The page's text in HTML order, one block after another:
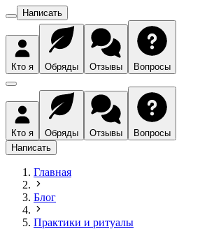
Написать
Кто я Обряды Отзывы Вопросы
Кто я Обряды Отзывы
Вопросы
Написать
Главная
Блог
Практики и ритуалы